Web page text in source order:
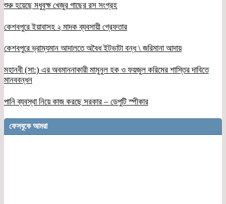
শুরু হয়েছে মধুবৃক্ষ খেজুর গাছের রস সংগ্রহ
কেশবপুরে ইয়াবাসহ ২ মাদক ব্যবসায়ী গ্রেফতার
কেশবপুরে ভ্রাম্যমান আদালতে অবৈধ ইটভাটা বন্ধ \ জরিমানা আদায়
মহানবী (সা:) এর অবমাননাকারী মামুনুল হক ও ফয়জুল করিমের শাস্তির দাবিতে
মানববন্ধন
পানি ব্যবস্থা নিয়ে কাজ করছে সরকার – ডেপুটি স্পীকার
ফেসবুকে আমরা